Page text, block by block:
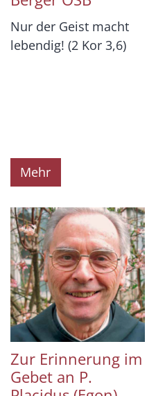
Nur der Geist macht
lebendig! (2 Kor 3,6)
Mehr
Zur Erinnerung im
Gebet an P.